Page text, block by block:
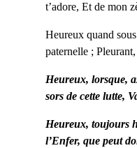
t’adore, Et de mon
Heureux quand
paternelle ;
Heureux, lorsque,
sors de cette lutte,
Heureux, toujours
l’Enfer, que peut